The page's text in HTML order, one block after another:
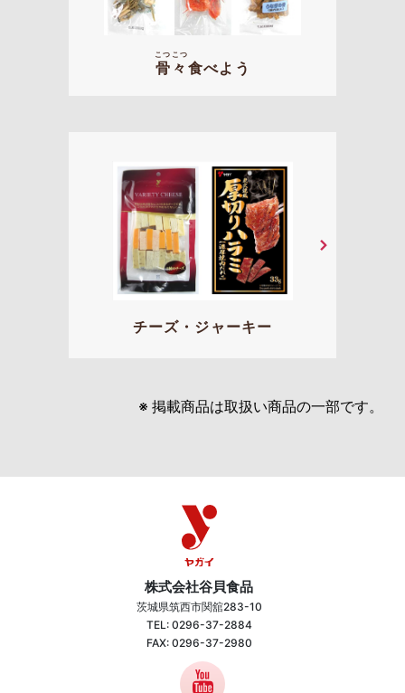
骨
こつ
々
こつ
食べよう
チーズ・ジャーキー
※ 掲載商品は取扱い商品の一部です。
株式会社谷貝食品
茨城県筑西市関舘283-10
TEL: 0296-37-2884
FAX: 0296-37-2980